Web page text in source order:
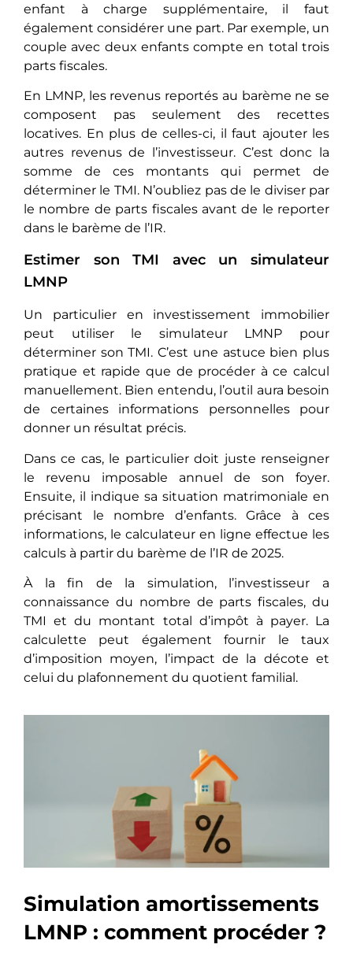
enfant à charge supplémentaire, il faut
également considérer une part. Par exemple, un
couple avec deux enfants compte en total trois
parts fiscales.
En LMNP, les revenus reportés au barème ne se
composent pas seulement des recettes
locatives. En plus de celles-ci, il faut ajouter les
autres revenus de l’investisseur. C’est donc la
somme de ces montants qui permet de
déterminer le TMI. N’oubliez pas de le diviser par
le nombre de parts fiscales avant de le reporter
dans le barème de l’IR.
Estimer son TMI avec un simulateur
LMNP
Un particulier en investissement immobilier
peut utiliser le simulateur LMNP pour
déterminer son TMI. C’est une astuce bien plus
pratique et rapide que de procéder à ce calcul
manuellement. Bien entendu, l’outil aura besoin
de certaines informations personnelles pour
donner un résultat précis.
Dans ce cas, le particulier doit juste renseigner
le revenu imposable annuel de son foyer.
Ensuite, il indique sa situation matrimoniale en
précisant le nombre d’enfants. Grâce à ces
informations, le calculateur en ligne effectue les
calculs à partir du barème de l’IR de 2025.
À la fin de la simulation, l’investisseur a
connaissance du nombre de parts fiscales, du
TMI et du montant total d’impôt à payer. La
calculette peut également fournir le taux
d’imposition moyen, l’impact de la décote et
celui du plafonnement du quotient familial.
Simulation amortissements
LMNP : comment procéder ?